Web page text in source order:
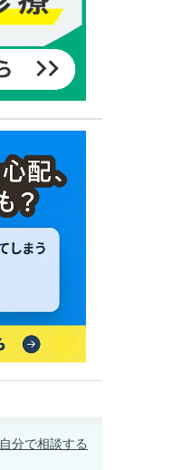
自分で相談する